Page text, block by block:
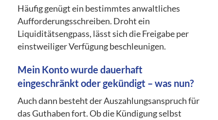
Häufig genügt ein bestimmtes anwaltliches
Aufforderungsschreiben. Droht ein
Liquiditätsengpass, lässt sich die Freigabe per
einstweiliger Verfügung beschleunigen.
Mein Konto wurde dauerhaft
eingeschränkt oder gekündigt – was nun?
Auch dann besteht der Auszahlungsanspruch für
das Guthaben fort. Ob die Kündigung selbst